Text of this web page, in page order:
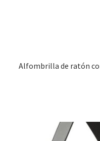
Alfombrilla de ratón